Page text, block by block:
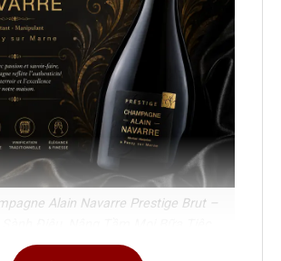
Alain Navarre Prestige Brut –